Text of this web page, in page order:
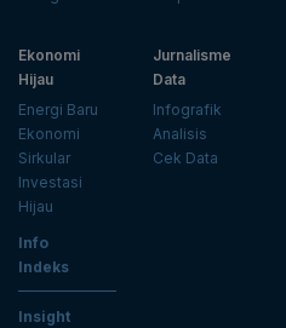
Ekonomi
Hijau
Energi Baru
Ekonomi
Sirkular
Investasi
Hijau
Jurnalisme
Data
Infografik
Analisis
Cek Data
Info
Indeks
Insight